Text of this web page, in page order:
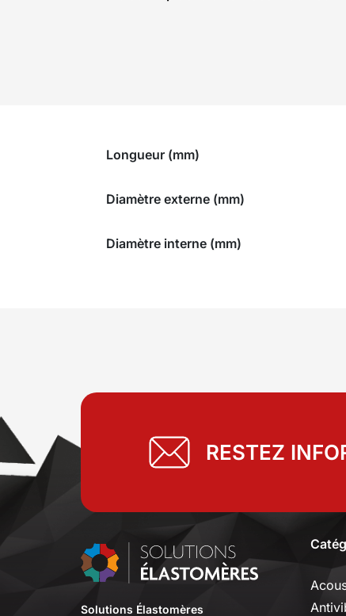
Longueur (mm)
Diamètre externe (mm)
Diamètre interne (mm)
RESTEZ
Solutions Élastomères